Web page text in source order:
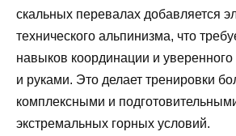
скальных перевалах добавляется
технического альпинизма, что
навыков координации и
и руками. Это делает тренировки
комплексными и
экстремальных горных условий.